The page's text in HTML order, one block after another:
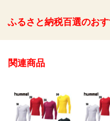
ふるさと納税百選のお
関連商品